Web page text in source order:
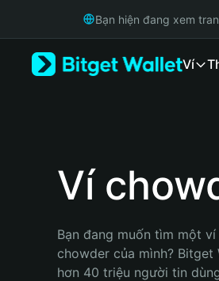
Русский
Bahasa Indonesia
Bạn hiện đang xem
Ví
Ví
Bạn đang muốn tìm một
chowder của mình?
hơn 40 triệu người tin